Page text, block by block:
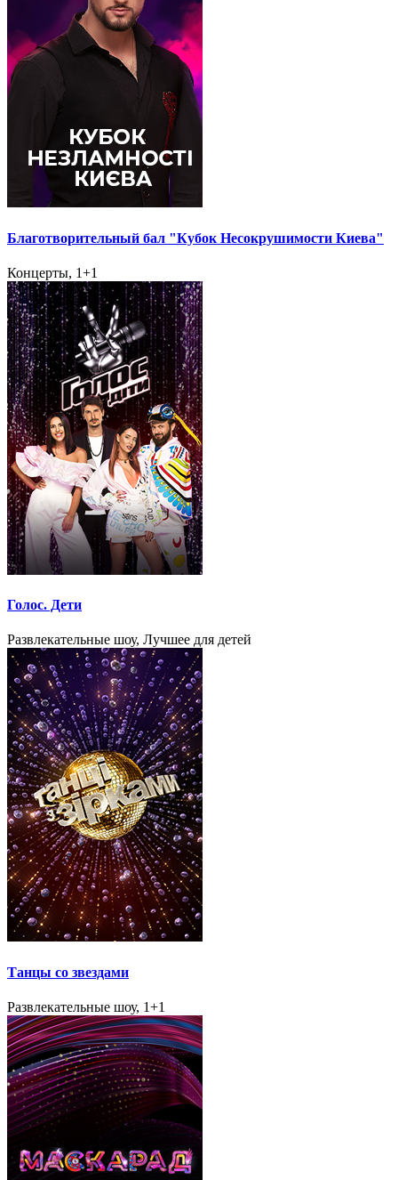
Благотворительный бал "Кубок Несокрушимости Киева"
Концерты, 1+1
Голос. Дети
Развлекательные шоу, Лучшее для детей
Танцы со звездами
Развлекательные шоу, 1+1